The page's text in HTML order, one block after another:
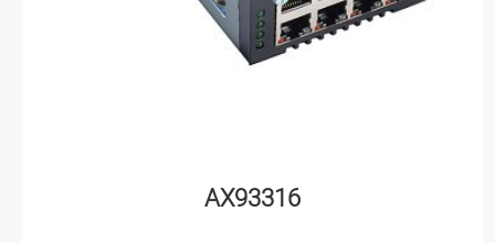
AX93316